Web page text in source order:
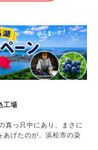
工場
真っ只中にあり、まさに
あげたのが、浜松市の染